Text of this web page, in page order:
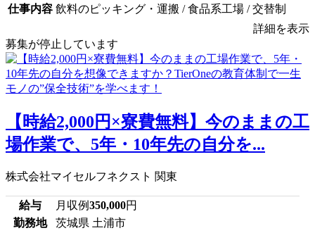
仕事内容 飲料のピッキング・運搬 / 食品系工場 / 交替制
詳細を表示
募集が停止しています
【時給2,000円×寮費無料】今のままの工
場作業で、5年・10年先の自分を...
株式会社マイセルフネクスト 関東
給与 月収例350,000円
勤務地
茨城県 土浦市